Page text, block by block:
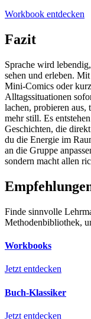
Workbook entdecken
Fazit
Sprache wird
sehen und erleben.
Mini-Comics oder
Alltagssituationen
lachen, probieren aus,
mehr still. Es
Geschichten, die
du die Energie im
an die Gruppe
sondern macht allen
Finde sinnvolle
Methodenbibliothek,
Workbooks
Jetzt entdecken
Buch-Klassiker
Jetzt entdecken